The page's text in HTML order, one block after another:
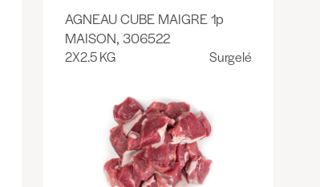
AGNEAU CUBE MAIGRE 1p
MAISON, 306522
2X2.5 KG Surgelé